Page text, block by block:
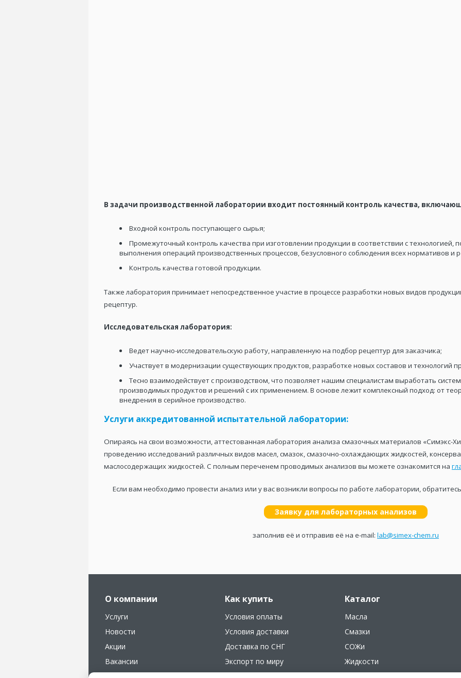
В задачи производственной лаборатории входит постоянный контроль качества,
Входной контроль поступающего сырья;
Промежуточный контроль качества при изготовлении продукции в соответствии с
выполнения операций производственных процессов, безусловного соблюдения всех нормативов и
Контроль качества готовой продукции.
Также лаборатория принимает непосредственное участие в процессе разработки новых видов
рецептур.
Исследовательская лаборатория:
Ведет научно-исследовательскую работу, направленную на подбор рецептур для заказчика;
Участвует в модернизации существующих продуктов, разработке новых составов и технологий
Тесно взаимодействует с производством, что позволяет нашим специалистам выработать
производимых продуктов и решений с их применением. В основе лежит комплексный подход: от
внедрения в серийное производство.
Услуги аккредитованной испытательной лаборатории:
Опираясь на свои возможности, аттестованная лаборатория анализа смазочных материалов «Симэкс-
проведению исследований различных видов масел, смазок, смазочно-охлаждающих жидкостей,
маслосодержащих жидкостей. С полным переченем проводимых анализов вы можете ознакомится на
Если вам необходимо провести анализ или у вас возникли вопросы по работе лаборатории,
Заявку для лабораторных анализов
заполнив её и отправив её на e-mail: lab@simex-chem.ru
О компании
Услуги
Новости
Акции
Вакансии
Как купить
Условия оплаты
Условия доставки
Доставка по СНГ
Экспорт по миру
Каталог
Масла
Смазки
СОЖи
Жидкости